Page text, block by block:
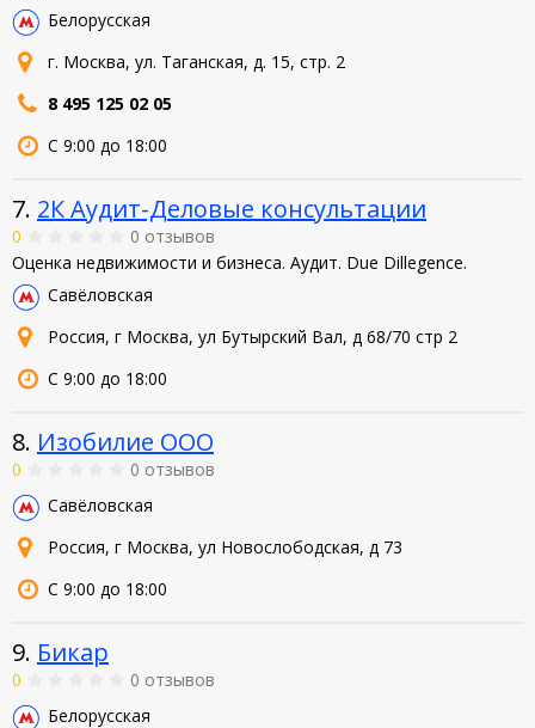
Белорусская
г. Москва, ул. Таганская, д. 15, стр. 2
8 495 125 02 05
С 9:00 до 18:00
7. 2К Аудит-Деловые консультации
0
0 отзывов
Оценка недвижимости и бизнеса. Аудит. Due Dillegence.
Савёловская
Россия, г Москва, ул Бутырский Вал, д 68/70 стр 2
С 9:00 до 18:00
8. Изобилие ООО
0
0 отзывов
Савёловская
Россия, г Москва, ул Новослободская, д 73
С 9:00 до 18:00
9. Бикар
0
0 отзывов
Белорусская